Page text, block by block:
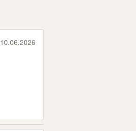
10.06.2026